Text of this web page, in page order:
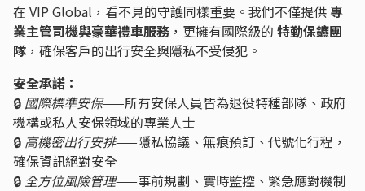
在 VIP Global，看不見的守護同樣重要。我們不僅提供專
業主管司機與豪華禮車服務 ，更擁有國際級的 特勤保鑣團
隊 ，確保客戶的出行安全與隱私不受侵犯。
安全承諾：
🔒 國際標準安保——所有安保人員皆為退役特種部隊、政府
機構或私人安保領域的專業人士
🔒 高機密出行安排——隱私協議、無痕預訂、代號化行程，
確保資訊絕對安全
🔒 全方位風險管理——事前規劃、實時監控、緊急應對機制